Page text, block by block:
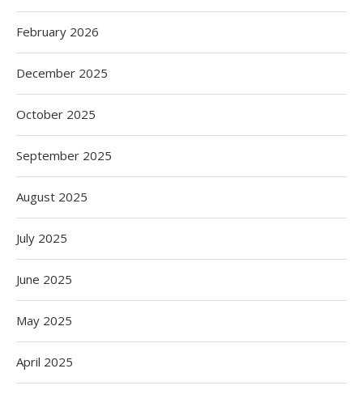
February 2026
December 2025
October 2025
September 2025
August 2025
July 2025
June 2025
May 2025
April 2025